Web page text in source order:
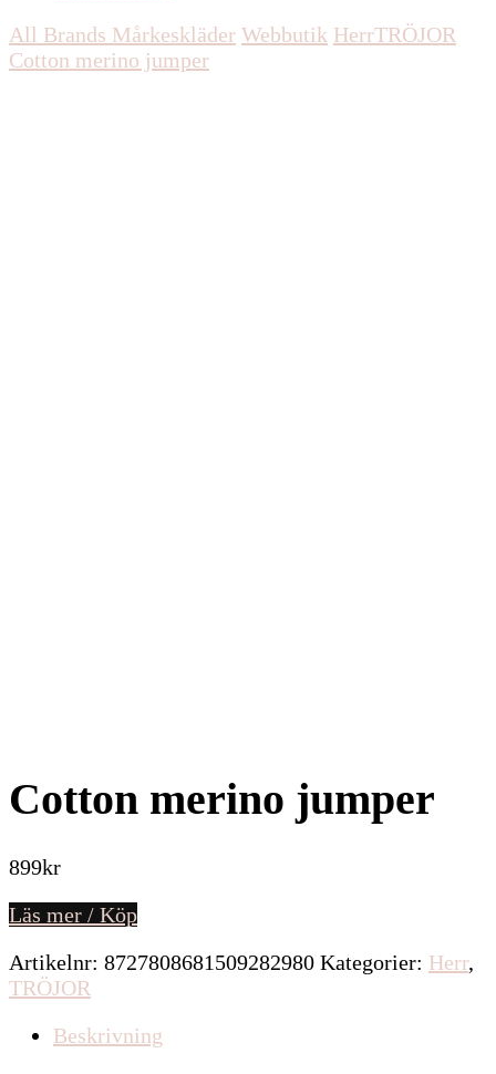
All Brands Mårkeskläder Webbutik HerrTRÖJOR
Cotton merino jumper
Cotton merino jumper
899kr
Läs mer / Köp
Artikelnr: 8727808681509282980 Kategorier: Herr,
TRÖJOR
Beskrivning